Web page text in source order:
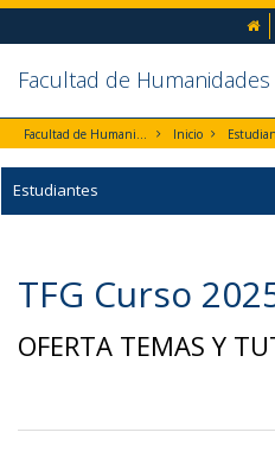
Ir al contenido principal de la
Ir a la cabecera de la página (alt
Ir al pie de la página (alt + p)
Ir al menú principal (alt + u)
Facultad de Humanidades
Facultad de Humanidades Inicio
Estudiantes
TFG Curso
OFERTA TEMAS Y